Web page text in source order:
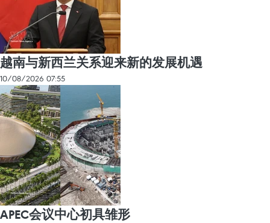
越南与新西兰关系迎来新的发展机遇
10/08/2026 07:55
APEC会议中心初具雏形